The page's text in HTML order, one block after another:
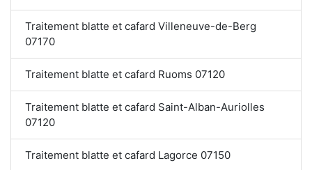
Traitement blatte et cafard Villeneuve-de-Berg
07170
Traitement blatte et cafard Ruoms 07120
Traitement blatte et cafard Saint-Alban-Auriolles
07120
Traitement blatte et cafard Lagorce 07150